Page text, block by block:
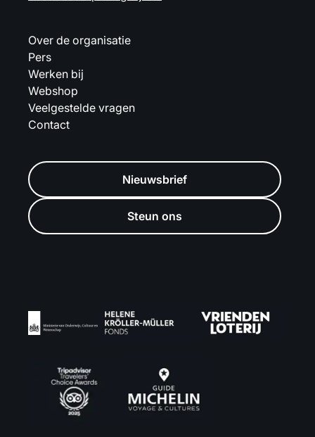
Over de organisatie
Pers
Werken bij
Webshop
Veelgestelde vragen
Contact
Nieuwsbrief
Steun ons